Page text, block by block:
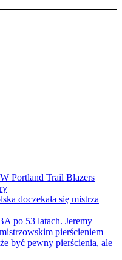
Portland Trail Blazers
doczekała się mistrza
po 53 latach. Jeremy
pierścieniem
być pewny pierścienia, ale